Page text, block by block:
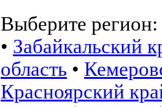
Выберите регион:
• Забайкальский
область •
Красноярский